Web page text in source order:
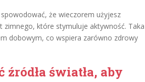
że wieczorem użyjesz
zimnego, które stymuluje aktywność. Taka
dobowym, co wspiera zarówno zdrowy
światła, aby